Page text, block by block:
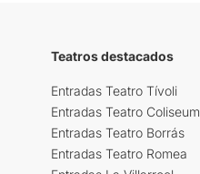
Teatros destacados
Entradas Teatro Tívoli
Entradas Teatro Coliseum
Entradas Teatro Borrás
Entradas Teatro Romea